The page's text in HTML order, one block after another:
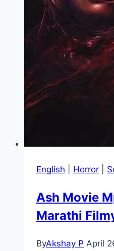
English Horror
Ash Movie
Marathi
ByAkshay P April